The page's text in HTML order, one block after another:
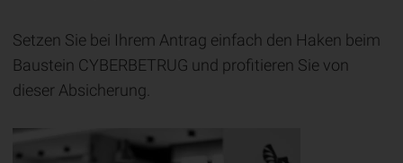
Setzen Sie bei Ihrem Antrag einfach den Haken beim
Baustein CYBERBETRUG und profitieren Sie von
dieser Absicherung.